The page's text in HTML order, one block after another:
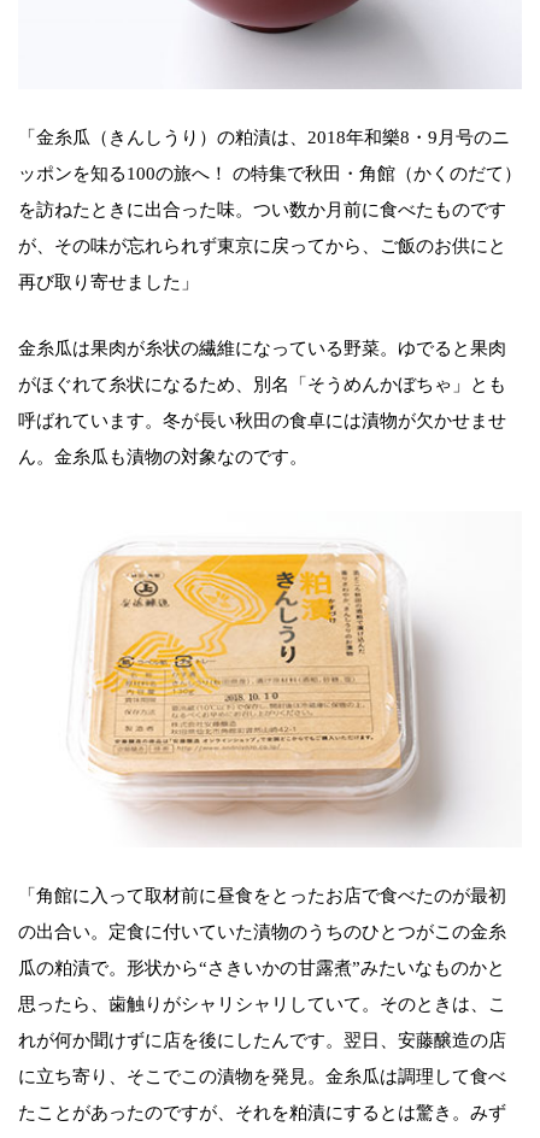
「金糸瓜（きんしうり）の粕漬は、2018年和樂8・9月号のニ
ッポンを知る100の旅へ！ の特集で秋田・角館（かくのだて）
を訪ねたときに出合った味。つい数か月前に食べたものです
が、その味が忘れられず東京に戻ってから、ご飯のお供にと
再び取り寄せました」
金糸瓜は果肉が糸状の繊維になっている野菜。ゆでると果肉
がほぐれて糸状になるため、別名「そうめんかぼちゃ」とも
呼ばれています。冬が長い秋田の食卓には漬物が欠かせませ
ん。金糸瓜も漬物の対象なのです。
「角館に入って取材前に昼食をとったお店で食べたのが最初
の出合い。定食に付いていた漬物のうちのひとつがこの金糸
瓜の粕漬で。形状から“さきいかの甘露煮”みたいなものかと
思ったら、歯触りがシャリシャリしていて。そのときは、こ
れが何か聞けずに店を後にしたんです。翌日、安藤醸造の店
に立ち寄り、そこでこの漬物を発見。金糸瓜は調理して食べ
たことがあったのですが、それを粕漬にするとは驚き。みず